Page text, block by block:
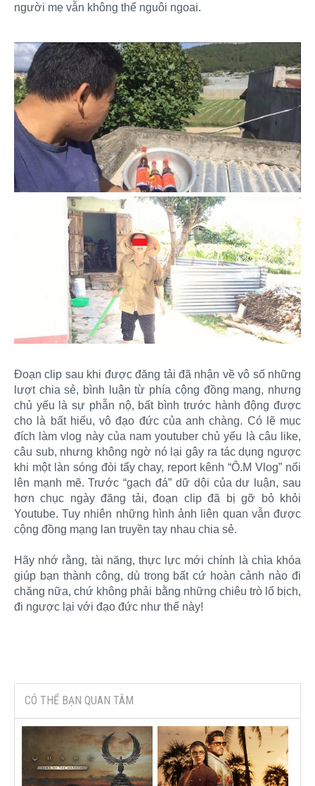
người mẹ vẫn không thể nguôi ngoai.
Đoạn clip sau khi được đăng tải đã nhận về vô số những
lượt chia sẻ, bình luận từ phía cộng đồng mạng, nhưng
chủ yếu là sự phẫn nộ, bất bình trước hành động được
cho là bất hiếu, vô đạo đức của anh chàng. Có lẽ mục
đích làm vlog này của nam youtuber chủ yếu là câu like,
câu sub, nhưng không ngờ nó lại gây ra tác dụng ngược
khi một làn sóng đòi tẩy chay, report kênh “Ô.M Vlog” nổi
lên mạnh mẽ. Trước “gạch đá” dữ dội của dư luận, sau
hơn chục ngày đăng tải, đoạn clip đã bị gỡ bỏ khỏi
Youtube. Tuy nhiên những hình ảnh liên quan vẫn được
cộng đồng mạng lan truyền tay nhau chia sẻ.
Hãy nhớ rằng, tài năng, thực lực mới chính là chìa khóa
giúp bạn thành công, dù trong bất cứ hoàn cảnh nào đi
chăng nữa, chứ không phải bằng những chiêu trò lố bịch,
đi ngược lại với đạo đức như thế này!​
CÓ THỂ BẠN QUAN TÂM